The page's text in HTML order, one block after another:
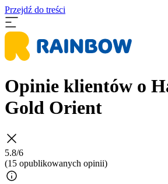
Przejdź do treści
Opinie klientów o
Gold Orient
5.8/6
(15 opublikowanych opinii)